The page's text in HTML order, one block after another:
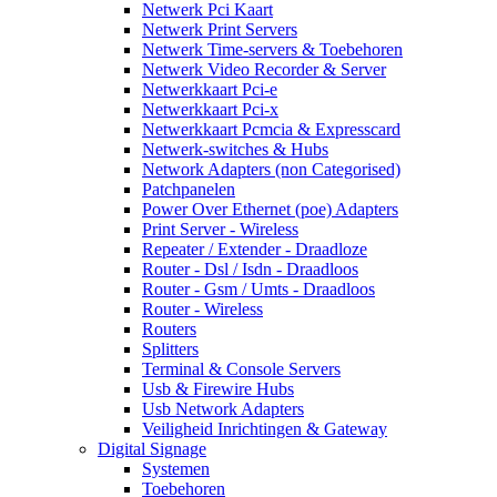
Netwerk Pci Kaart
Netwerk Print Servers
Netwerk Time-servers & Toebehoren
Netwerk Video Recorder & Server
Netwerkkaart Pci-e
Netwerkkaart Pci-x
Netwerkkaart Pcmcia & Expresscard
Netwerk-switches & Hubs
Network Adapters (non Categorised)
Patchpanelen
Power Over Ethernet (poe) Adapters
Print Server - Wireless
Repeater / Extender - Draadloze
Router - Dsl / Isdn - Draadloos
Router - Gsm / Umts - Draadloos
Router - Wireless
Routers
Splitters
Terminal & Console Servers
Usb & Firewire Hubs
Usb Network Adapters
Veiligheid Inrichtingen & Gateway
Digital Signage
Systemen
Toebehoren